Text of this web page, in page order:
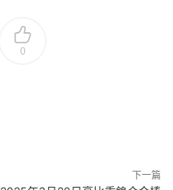
0
下一篇